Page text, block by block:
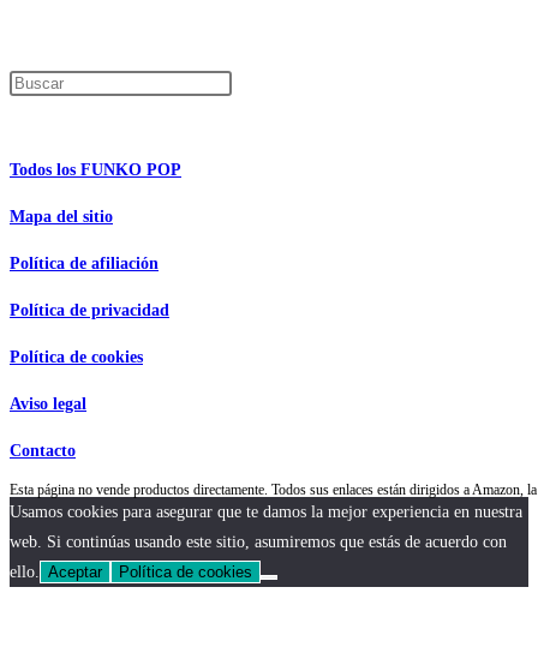
Todos los FUNKO POP
Mapa del sitio
Política de afiliación
Política de privacidad
Política de cookies
Aviso legal
Contacto
Esta página no vende productos directamente. Todos sus enlaces están dirigidos a
Usamos cookies para asegurar que te damos la mejor experiencia en nuestra
web. Si continúas usando este sitio, asumiremos que estás de acuerdo con
ello. Aceptar Política de cookies